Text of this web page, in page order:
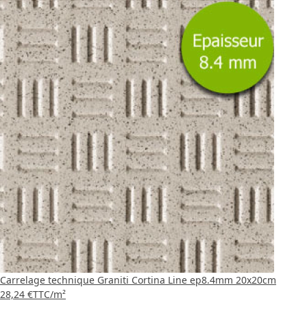
Carrelage technique Graniti Cortina Line ep8.4mm 20x20cm
28,24 €TTC/m²